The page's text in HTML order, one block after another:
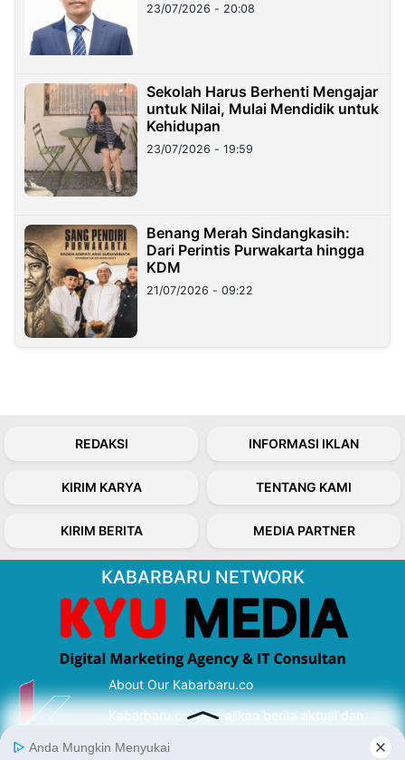
23/07/2026 - 20:08
Sekolah Harus Berhenti Mengajar
untuk Nilai, Mulai Mendidik untuk
Kehidupan
23/07/2026 - 19:59
Benang Merah Sindangkasih:
Dari Perintis Purwakarta hingga
KDM
21/07/2026 - 09:22
REDAKSI INFORMASI IKLAN
KIRIM KARYA TENTANG KAMI
KIRIM BERITA MEDIA PARTNER
KABARBARU NETWORK
About Our Kabarbaru.co
Kabarbaru.co menyajikan berita aktual dan
serta terverifikasi dari sumber yang tepat.